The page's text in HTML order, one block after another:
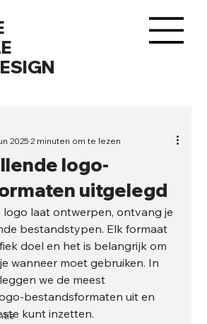
logo-
uitgelegd
20252 minuten om te lezen
logo laat ontwerpen, ontvang je
bestandstypen. Elk formaat
doel en het is belangrijk om
wanneer moet gebruiken. In
we de meest
bestandsformaten uit en
kunt inzetten.